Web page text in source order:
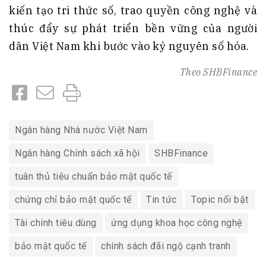
kiến tạo tri thức số, trao quyền công nghệ và
thúc đẩy sự phát triển bền vững của người
dân Việt Nam khi bước vào kỷ nguyên số hóa.
Theo SHBFinance
Ngân hàng Nhà nước Việt Nam
Ngân hàng Chính sách xã hội SHBFinance
tuân thủ tiêu chuẩn bảo mật quốc tế
chứng chỉ bảo mật quốc tế Tin tức Topic nổi bật
Tài chính tiêu dùng ứng dụng khoa học công nghệ
bảo mật quốc tế chính sách đãi ngộ cạnh tranh